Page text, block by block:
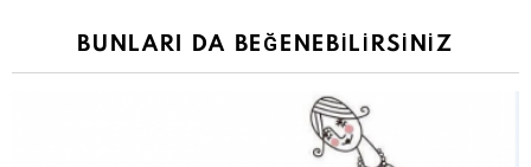
BUNLARI DA BEĞENEBILIRSINIZ